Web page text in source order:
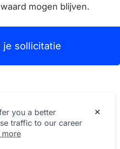
mogen blijven.
je sollicitatie
you a better
traffic to our career
more